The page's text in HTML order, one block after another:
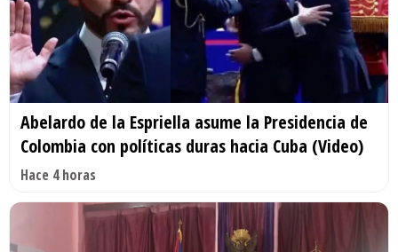
Abelardo de la Espriella asume la Presidencia de
Colombia con políticas duras hacia Cuba (Video)
Hace 4 horas